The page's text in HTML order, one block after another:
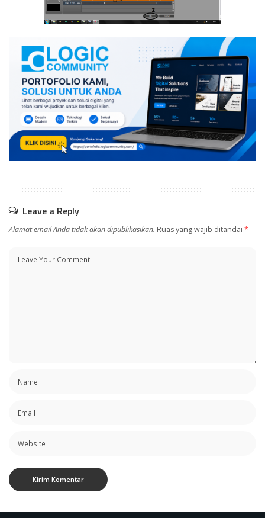
Leave a Reply
Alamat email Anda tidak akan dipublikasikan. Ruas yang wajib ditandai *